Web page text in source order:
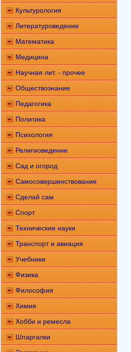
Культурология
Литературоведение
Математика
Медицина
Научная лит. - прочее
Обществознание
Педагогика
Политика
Психология
Религиоведение
Сад и огород
Самосовершенствование
Сделай сам
Спорт
Технические науки
Транспорт и авиация
Учебники
Физика
Философия
Химия
Хобби и ремесла
Шпаргалки